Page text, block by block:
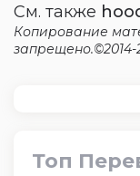
См. также
Копирование
запрещено.©2014-
Топ